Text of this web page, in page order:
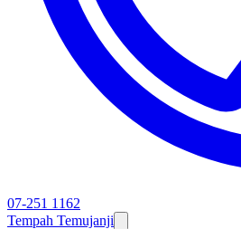
07-251 1162
Tempah Temujanji